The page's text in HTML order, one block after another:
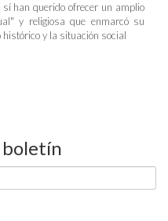
han querido ofrecer un amplio
y religiosa que enmarcó su
y la situación social
boletín